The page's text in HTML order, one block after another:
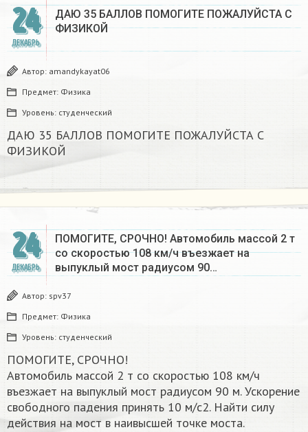
24
ДЕКАБРЬ
ДАЮ 35 БАЛЛОВ ПОМОГИТЕ ПОЖАЛУЙСТА С
ФИЗИКОЙ
Автор: amandykayat06
Предмет: Физика
Уровень: студенческий
ДАЮ 35 БАЛЛОВ ПОМОГИТЕ ПОЖАЛУЙСТА С
ФИЗИКОЙ
24
ДЕКАБРЬ
ПОМОГИТЕ, СРОЧНО! Автомобиль массой 2 т
со скоростью 108 км/ч въезжает на
выпуклый мост радиусом 90…
Автор: spv37
Предмет: Физика
Уровень: студенческий
ПОМОГИТЕ, СРОЧНО!
Автомобиль массой 2 т со скоростью 108 км/ч
въезжает на выпуклый мост радиусом 90 м. Ускорение
свободного падения принять 10 м/с2. Найти силу
действия на мост в наивысшей точке моста.